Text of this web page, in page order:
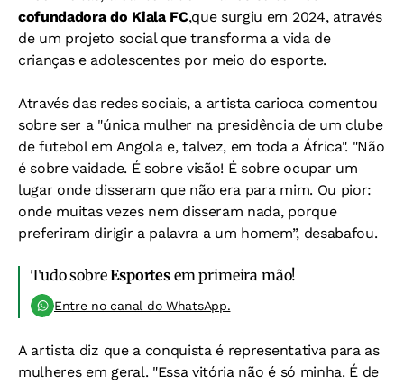
cofundadora do Kiala FC,que surgiu em 2024, através
de um projeto social que transforma a vida de
crianças e adolescentes por meio do esporte.
Através das redes sociais, a artista carioca comentou
sobre ser a "única mulher na presidência de um clube
de futebol em Angola e, talvez, em toda a África". "Não
é sobre vaidade. É sobre visão! É sobre ocupar um
lugar onde disseram que não era para mim. Ou pior:
onde muitas vezes nem disseram nada, porque
preferiram dirigir a palavra a um homem”, desabafou.
Tudo sobreEsportesem primeira mão!
Entre no canal do WhatsApp.
A artista diz que a conquista é representativa para as
mulheres em geral. "Essa vitória não é só minha. É de